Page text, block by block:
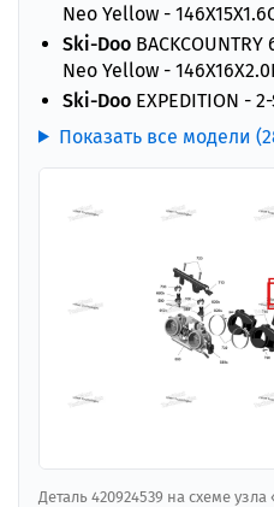
Neo Yellow -
Ski-Doo
Neo Yellow -
Ski-Doo EXPEDITION -
Показать все модели
Деталь 420924539 на схеме узла